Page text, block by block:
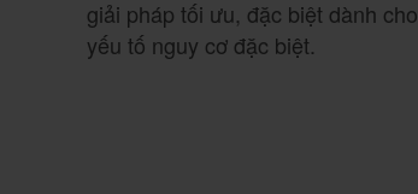
giải pháp tối ưu, đặc biệt dành
yếu tố nguy cơ đặc biệt.